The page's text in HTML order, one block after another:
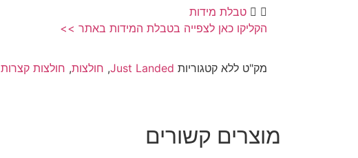
טבלת מידות
הקליקו כאן לצפייה בטבלת המידות באתר >>
מק"ט ללא קטגוריות Just Landed
, חולצות, חולצות קצרות
מוצרים קשורים